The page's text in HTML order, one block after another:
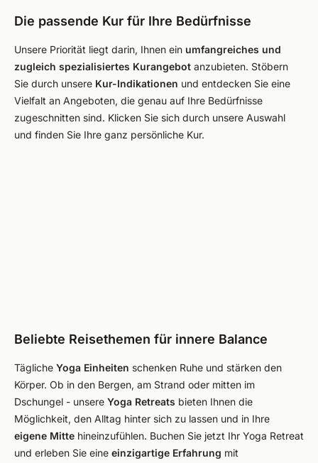
Die passende Kur für Ihre Bedürfnisse
Unsere Priorität liegt darin, Ihnen ein umfangreiches und
zugleich spezialisiertes Kurangebot anzubieten. Stöbern
Sie durch unsere Kur-Indikationen und entdecken Sie eine
Vielfalt an Angeboten, die genau auf Ihre Bedürfnisse
zugeschnitten sind. Klicken Sie sich durch unsere Auswahl
und finden Sie Ihre ganz persönliche Kur.
Beliebte Reisethemen für innere Balance
Tägliche Yoga Einheiten schenken Ruhe und stärken den
Körper. Ob in den Bergen, am Strand oder mitten im
Dschungel - unsere Yoga Retreats bieten Ihnen die
Möglichkeit, den Alltag hinter sich zu lassen und in Ihre
eigene Mitte hineinzufühlen. Buchen Sie jetzt Ihr Yoga Retreat
und erleben Sie eine einzigartige Erfahrung mit